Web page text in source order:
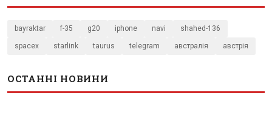
bayraktar f-35 g20 iphone navi shahed-136
spacex starlink taurus telegram австралія австрія
ОСТАННІ НОВИНИ